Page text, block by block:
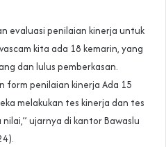
evaluasi penilaian kinerja untuk
kita ada 18 kemarin, yang
dan lulus pemberkasan.
form penilaian kinerja Ada 15
melakukan tes kinerja dan tes
ujarnya di kantor Bawaslu